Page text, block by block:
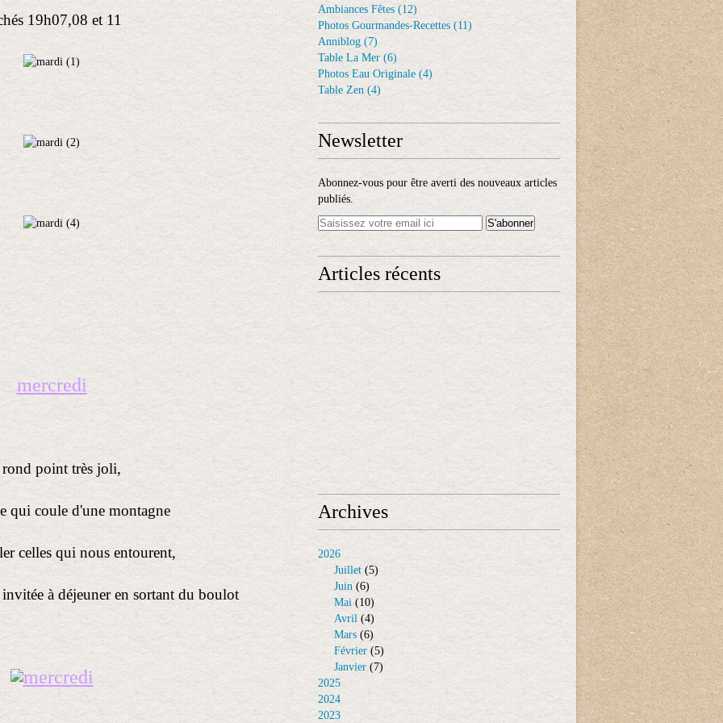
19h07,08 et 11
mercredi
point très joli,
qui coule d'une montagne
celles qui nous entourent,
invitée à déjeuner en sortant du boulot
Ambiances Fêtes (12)
Photos Gourmandes-Recettes (11)
Anniblog (7)
Table La Mer (6)
Photos Eau Originale (4)
Table Zen (4)
Newsletter
Abonnez-vous pour être averti des nouveaux articles
publiés.
Articles récents
Archives
2026
Juillet (5)
Juin (6)
Mai (10)
Avril (4)
Mars (6)
Février (5)
Janvier (7)
2025
2024
2023